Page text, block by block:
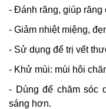
- Đánh răng, giúp răng
- Giảm nhiệt miệng,
- Sử dụng để trị vết
- Khử mùi: mùi hôi
- Dùng để chăm sóc
sáng hơn.